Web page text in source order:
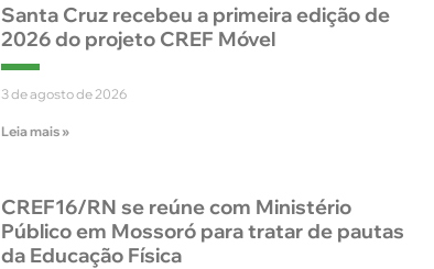
Santa Cruz recebeu a primeira edição de
2026 do projeto CREF Móvel
3 de agosto de 2026
Leia mais »
CREF16/RN se reúne com Ministério
Público em Mossoró para tratar de pautas
da Educação Física